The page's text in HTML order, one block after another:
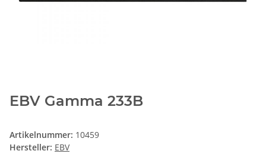
EBV Gamma 233B
Artikelnummer: 10459
Hersteller: EBV